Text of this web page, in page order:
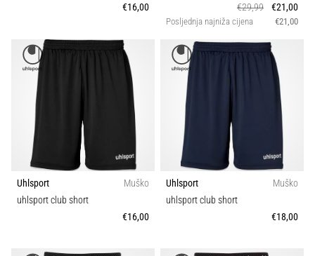
€16,00
€29,99
€21,00
Posljednja najniža cijena €21,00
Uhlsport
Muško
uhlsport club short
€16,00
Uhlsport
Muško
uhlsport club short
€18,00